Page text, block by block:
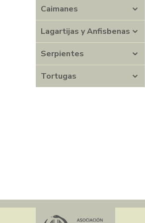
Caimanes
Lagartijas y Anfisbenas
Serpientes
Tortugas